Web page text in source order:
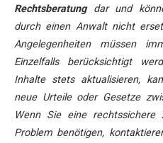
Rechtsberatungdar und
durch einen Anwalt nicht
Angelegenheiten müssen
Einzelfalls berücksichtigt
Inhalte stets aktualisieren,
neue Urteile oder Gesetze
Wenn Sie eine
Problem benötigen,